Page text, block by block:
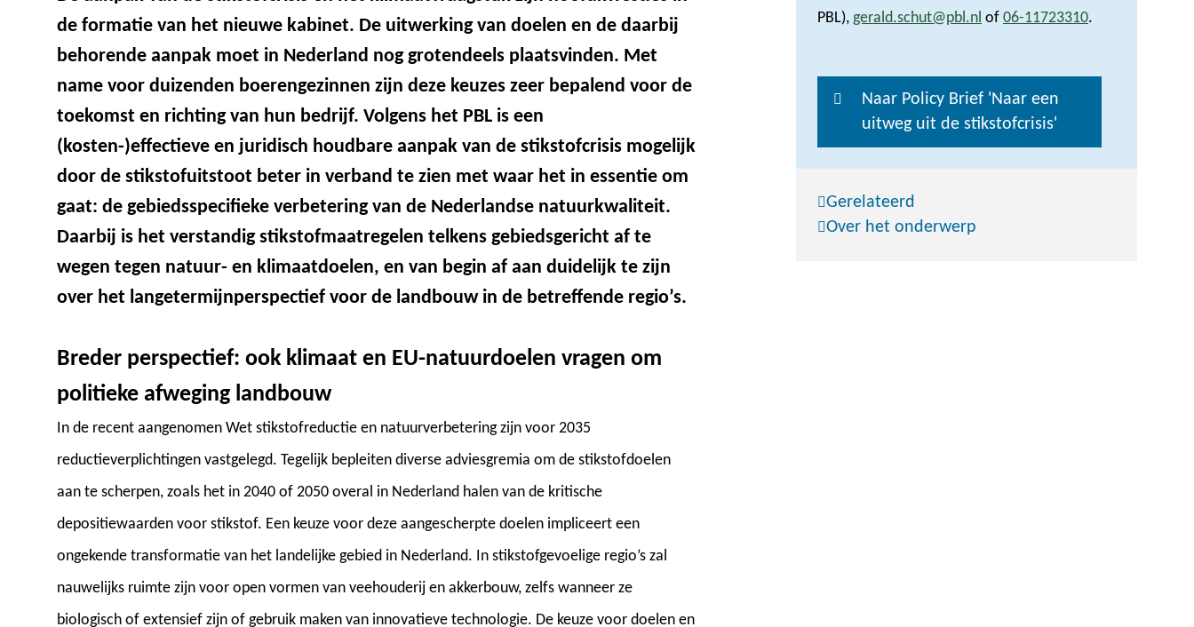
PBL), gerald.schut@pbl.nl of 06-11723310.
Naar Policy Brief 'Naar een
uitweg uit de stikstofcrisis'
Gerelateerd
Over het onderwerp
de formatie van het nieuwe kabinet. De uitwerking van doelen en de daarbij
behorende aanpak moet in Nederland nog grotendeels plaatsvinden. Met
name voor duizenden boerengezinnen zijn deze keuzes zeer bepalend voor de
toekomst en richting van hun bedrijf. Volgens het PBL is een
(kosten-)effectieve en juridisch houdbare aanpak van de stikstofcrisis mogelijk
door de stikstofuitstoot beter in verband te zien met waar het in essentie om
gaat: de gebiedsspecifieke verbetering van de Nederlandse natuurkwaliteit.
Daarbij is het verstandig stikstofmaatregelen telkens gebiedsgericht af te
wegen tegen natuur- en klimaatdoelen, en van begin af aan duidelijk te zijn
over het langetermijnperspectief voor de landbouw in de betreffende regio’s.
Breder perspectief: ook klimaat en EU-natuurdoelen vragen om
politieke afweging landbouw
In de recent aangenomen Wet stikstofreductie en natuurverbetering zijn voor 2035
reductieverplichtingen vastgelegd. Tegelijk bepleiten diverse adviesgremia om de stikstofdoelen
aan te scherpen, zoals het in 2040 of 2050 overal in Nederland halen van de kritische
depositiewaarden voor stikstof. Een keuze voor deze aangescherpte doelen impliceert een
ongekende transformatie van het landelijke gebied in Nederland. In stikstofgevoelige regio’s zal
nauwelijks ruimte zijn voor open vormen van veehouderij en akkerbouw, zelfs wanneer ze
biologisch of extensief zijn of gebruik maken van innovatieve technologie. De keuze voor doelen en